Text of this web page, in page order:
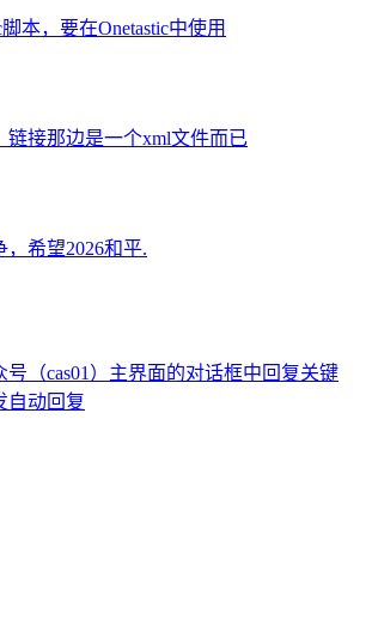
本，要在Onetastic中使用
链接那边是一个xml文件而已
，希望2026和平.
号（cas01）主界面的对话框中回复关键
自动回复